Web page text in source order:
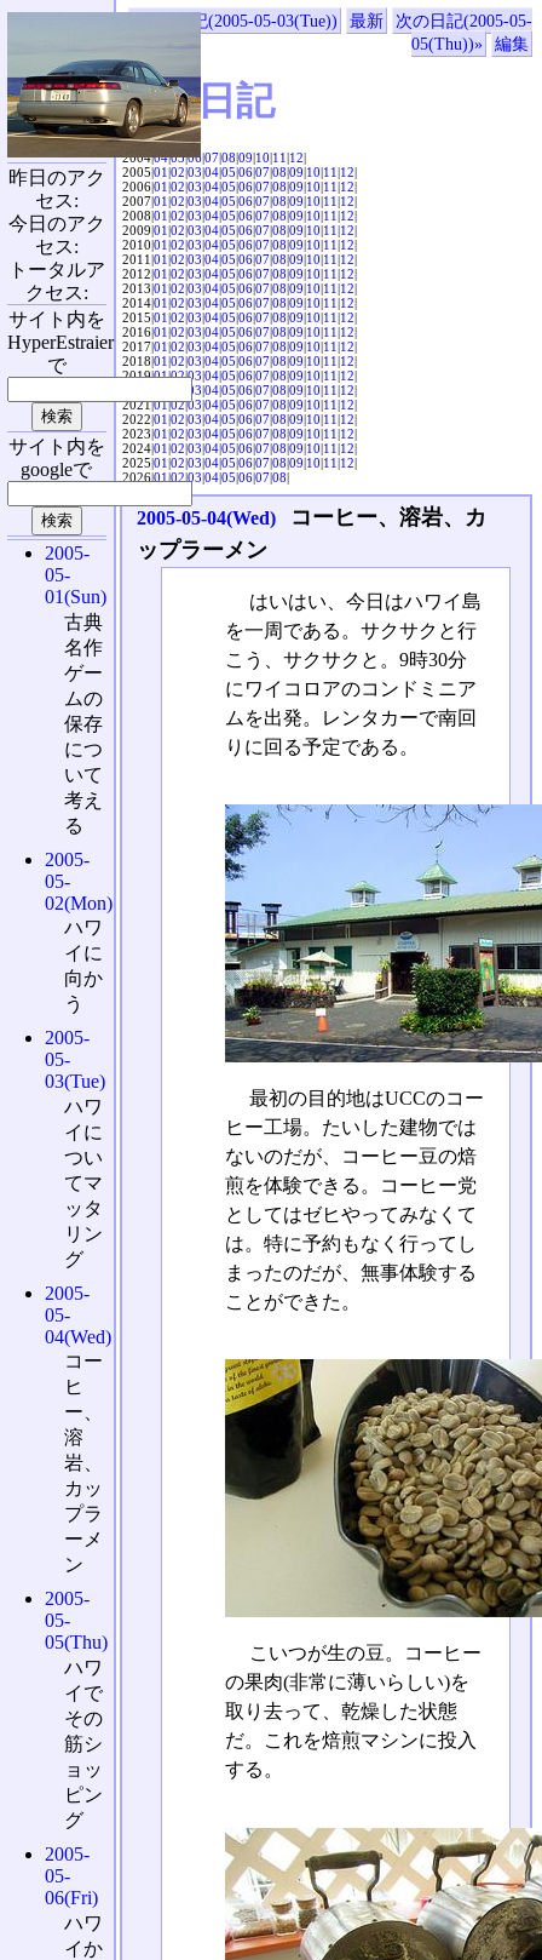
«前の日記(2005-05-03(Tue)) 最新
次の日記(2005-05-
05(Thu))»
編集
SVX日記
2004|04|05|06|07|08|09|10|11|12|
2005|01|02|03|04|05|06|07|08|09|10|11|12|
2006|01|02|03|04|05|06|07|08|09|10|11|12|
2007|01|02|03|04|05|06|07|08|09|10|11|12|
2008|01|02|03|04|05|06|07|08|09|10|11|12|
2009|01|02|03|04|05|06|07|08|09|10|11|12|
2010|01|02|03|04|05|06|07|08|09|10|11|12|
2011|01|02|03|04|05|06|07|08|09|10|11|12|
2012|01|02|03|04|05|06|07|08|09|10|11|12|
2013|01|02|03|04|05|06|07|08|09|10|11|12|
2014|01|02|03|04|05|06|07|08|09|10|11|12|
2015|01|02|03|04|05|06|07|08|09|10|11|12|
2016|01|02|03|04|05|06|07|08|09|10|11|12|
2017|01|02|03|04|05|06|07|08|09|10|11|12|
2018|01|02|03|04|05|06|07|08|09|10|11|12|
2019|01|02|03|04|05|06|07|08|09|10|11|12|
03|04|05|06|07|08|09|10|11|12|
2021|01|02|03|04|05|06|07|08|09|10|11|12|
2022|01|02|03|04|05|06|07|08|09|10|11|12|
2023|01|02|03|04|05|06|07|08|09|10|11|12|
2024|01|02|03|04|05|06|07|08|09|10|11|12|
2025|01|02|03|04|05|06|07|08|09|10|11|12|
2026|01|02|03|04|05|06|07|08|
2005-05-04(Wed)
コーヒー、溶岩、カ
ップラーメン
はいはい、今日はハワイ島
を一周である。サクサクと行
こう、サクサクと。9時30分
にワイコロアのコンドミニア
ムを出発。レンタカーで南回
りに回る予定である。
最初の目的地はUCCのコー
ヒー工場。たいした建物では
ないのだが、コーヒー豆の焙
煎を体験できる。コーヒー党
としてはゼヒやってみなくて
は。特に予約もなく行ってし
まったのだが、無事体験する
ことができた。
こいつが生の豆。コーヒー
の果肉(非常に薄いらしい)を
取り去って、乾燥した状態
だ。これを焙煎マシンに投入
する。
昨日のアク
セス:
今日のアク
セス:
トータルア
クセス:
サイト内を
HyperEstraier
で
サイト内を
googleで
2005-
05-
01(Sun)
古典
名作
ゲー
ムの
保存
につ
いて
考え
る
2005-
05-
02(Mon)
ハワ
イに
向か
う
2005-
05-
03(Tue)
ハワ
イに
つい
てマ
ッタ
リン
グ
2005-
05-
04(Wed)
コー
ヒ
ー、
溶
岩、
カッ
プラ
ーメ
ン
2005-
05-
05(Thu)
ハワ
イで
その
筋シ
ョッ
ピン
グ
2005-
05-
06(Fri)
ハワ
イか